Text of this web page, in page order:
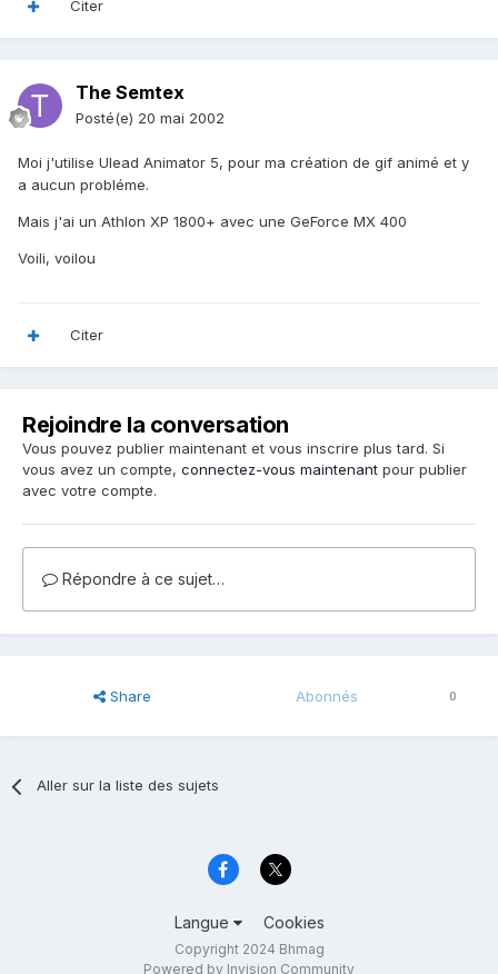
Citer
The Semtex
Posté(e) 20 mai 2002
Moi j'utilise Ulead Animator 5, pour ma création de gif animé et y
a aucun probléme.
Mais j'ai un Athlon XP 1800+ avec une GeForce MX 400
Voili, voilou
Citer
Rejoindre la conversation
Vous pouvez publier maintenant et vous inscrire plus tard. Si
vous avez un compte, connectez-vous maintenant pour publier
avec votre compte.
Répondre à ce sujet…
Share Abonnés 0
Aller sur la liste des sujets
Langue Cookies
Copyright 2024 Bhmag
Powered by Invision Community